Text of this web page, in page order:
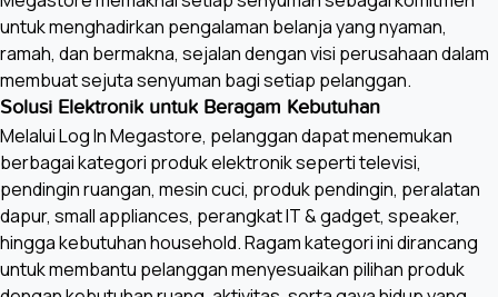
untuk menghadirkan pengalaman belanja yang nyaman,
ramah, dan bermakna, sejalan dengan visi perusahaan dalam
membuat sejuta senyuman bagi setiap pelanggan.
Solusi Elektronik untuk Beragam Kebutuhan
Melalui Log In Megastore, pelanggan dapat menemukan
berbagai kategori produk elektronik seperti televisi,
pendingin ruangan, mesin cuci, produk pendingin, peralatan
dapur, small appliances, perangkat IT & gadget, speaker,
hingga kebutuhan household. Ragam kategori ini dirancang
untuk membantu pelanggan menyesuaikan pilihan produk